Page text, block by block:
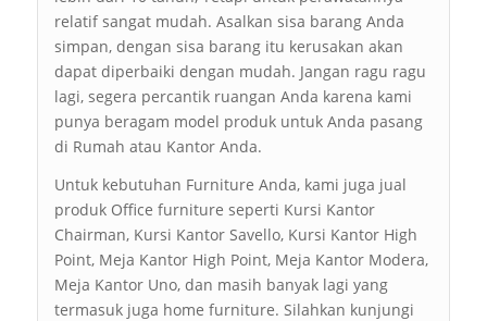
relatif sangat mudah. Asalkan sisa barang Anda
simpan, dengan sisa barang itu kerusakan akan
dapat diperbaiki dengan mudah. Jangan ragu ragu
lagi, segera percantik ruangan Anda karena kami
punya beragam model produk untuk Anda pasang
di Rumah atau Kantor Anda.
Untuk kebutuhan Furniture Anda, kami juga jual
produk Office furniture seperti Kursi Kantor
Chairman, Kursi Kantor Savello, Kursi Kantor High
Point, Meja Kantor High Point, Meja Kantor Modera,
Meja Kantor Uno, dan masih banyak lagi yang
termasuk juga home furniture. Silahkan kunjungi